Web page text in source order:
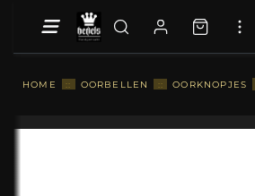
HOME :: OORBELLEN :: OORKNOPJES